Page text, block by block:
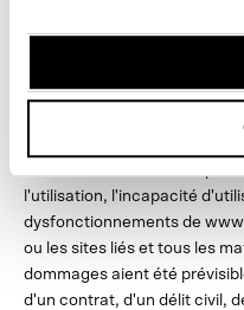
responsables des
les dommages directs,
ou accessoires, ou les
profits, de données ou
l'utilisation, l'incapacité
dysfonctionnements de
ou les sites liés et tous les
dommages aient été
d'un contrat, d'un délit civil,